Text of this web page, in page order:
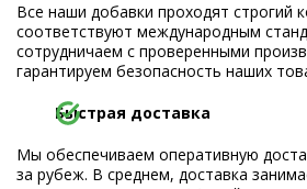
Все наши добавки проходят строгий
соответствуют международным
сотрудничаем с проверенными
гарантируем безопасность наших
Быстрая доставка
Мы обеспечиваем оперативную
за рубеж. В среднем, доставка